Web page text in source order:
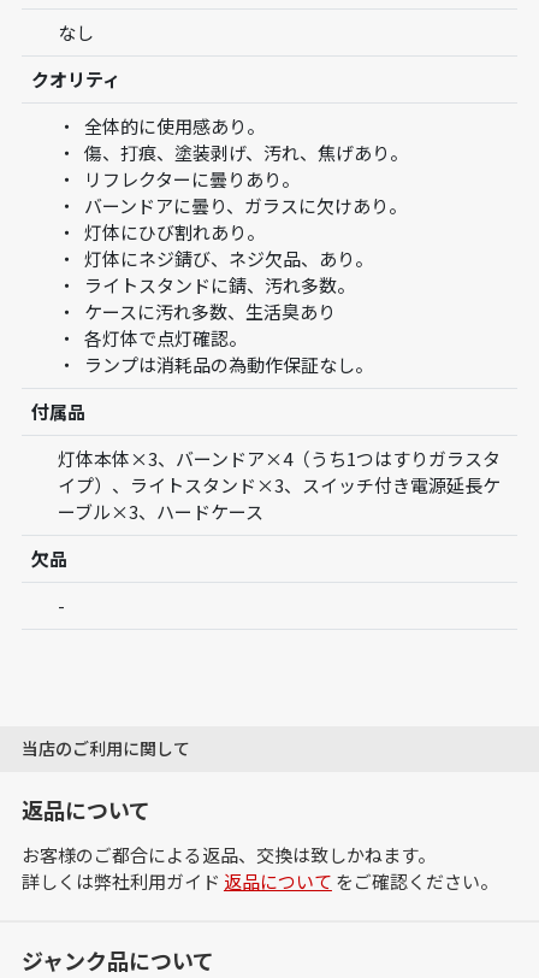
なし
クオリティ
全体的に使用感あり。
傷、打痕、塗装剥げ、汚れ、焦げあり。
リフレクターに曇りあり。
バーンドアに曇り、ガラスに欠けあり。
灯体にひび割れあり。
灯体にネジ錆び、ネジ欠品、あり。
ライトスタンドに錆、汚れ多数。
ケースに汚れ多数、生活臭あり
各灯体で点灯確認。
ランプは消耗品の為動作保証なし。
付属品
灯体本体×3、バーンドア×4（うち1つはすりガラスタ
イプ）、ライトスタンド×3、スイッチ付き電源延長ケ
ーブル×3、ハードケース
欠品
-
当店のご利用に関して
返品について
お客様のご都合による返品、交換は致しかねます。
詳しくは弊社利用ガイド 返品について をご確認ください。
ジャンク品について